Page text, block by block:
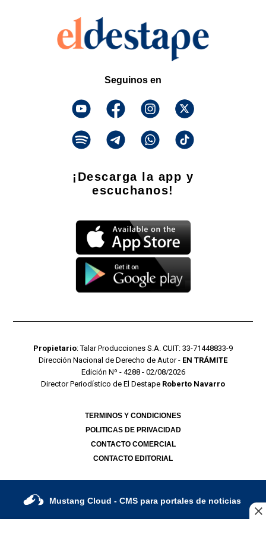
Seguinos en
¡Descarga la app y
escuchanos!
Propietario: Talar Producciones S.A. CUIT: 33-71448833-9
Dirección Nacional de Derecho de Autor - EN TRÁMITE
Edición Nº - 4288 - 02/08/2026
Director Periodístico de El Destape Roberto Navarro
TERMINOS Y CONDICIONES
POLITICAS DE PRIVACIDAD
CONTACTO COMERCIAL
CONTACTO EDITORIAL
Mustang Cloud - CMS para portales de noticias